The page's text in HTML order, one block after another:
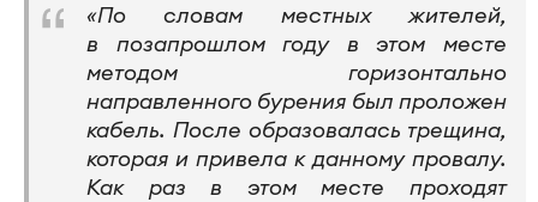
«По словам местных жителей,
в позапрошлом году в этом месте
методом горизонтально
направленного бурения был проложен
кабель. После образовалась трещина,
которая и привела к данному провалу.
Как раз в этом месте проходят